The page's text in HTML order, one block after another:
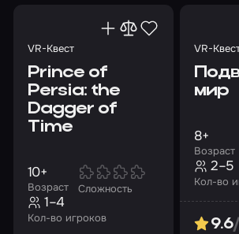
VR-Квест
Prince of
Persia: the
Dagger of
Time
Возраст
10+
Сложность
Кол-во игроков
1–4
VR-
мир
Возраст
8+
Кол-во
2–5
9.6